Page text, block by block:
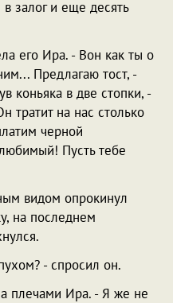
залог и еще десять
его Ира. - Вон как ты о
Предлагаю тост, -
коньяка в две стопки, -
тратит на нас столько
черной
Пусть тебе
видом опрокинул
на последнем
- спросил он.
плечами Ира. - Я же не